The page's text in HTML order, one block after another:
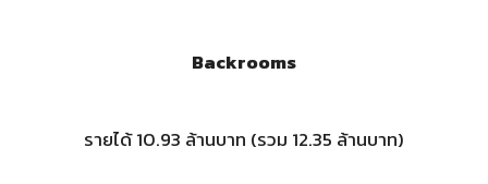
Backrooms
รายได้ 10.93 ล้านบาท (รวม 12.35 ล้านบาท)